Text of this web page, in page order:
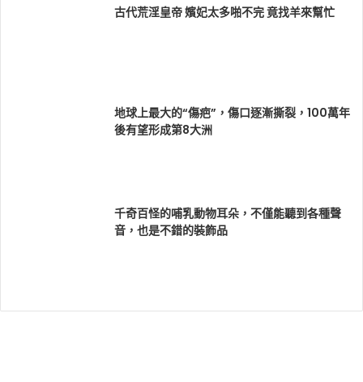
古代荒淫皇帝 嬪妃太多啪不完 竟找羊來幫忙
地球上最大的“傷疤”，傷口逐漸撕裂，100萬年
後有望形成第8大洲
千奇百怪的哺乳動物耳朵，不僅能聽到各種聲
音，也是不錯的裝飾品